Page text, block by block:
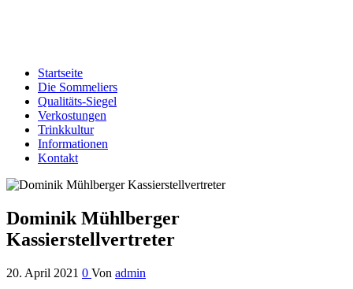
Startseite
Die Sommeliers
Qualitäts-Siegel
Verkostungen
Trinkkultur
Informationen
Kontakt
Dominik Mühlberger
Kassierstellvertreter
20. April 2021 0 Von admin